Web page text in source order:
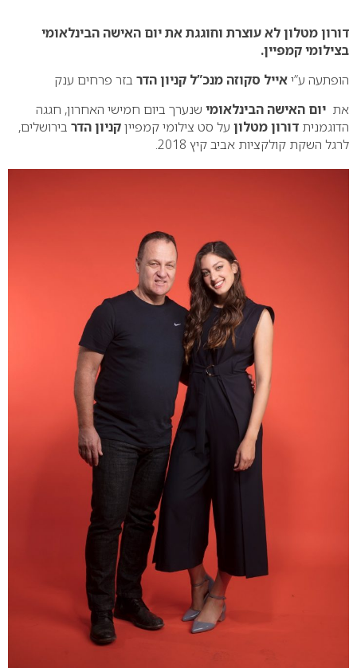
דורון מטלון לא עוצרת וחוגגת את יום האישה הבינלאומי
בצילומי קמפיין.
הופתעה ע”יאייל סקוזה מנכ”ל קניון הדר בזר פרחים ענק
את יום האישה הבינלאומי שנערך ביום חמישי האחרון, חגגה
הדוגמנית דורון מטלון על סט צילומי קמפייןקניון הדר בירושלים,
לרגל השקת קולקציות אביב קיץ 2018.